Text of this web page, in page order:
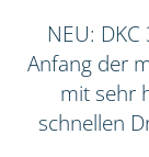
NEU:
Anfang der
mit sehr
schnellen